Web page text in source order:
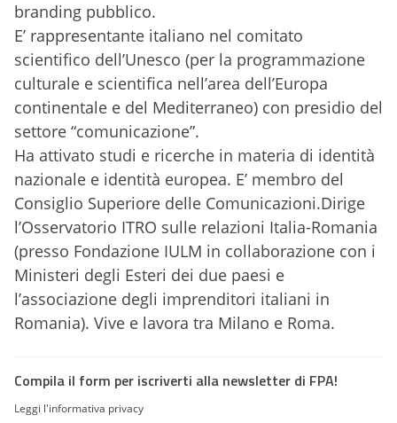
branding pubblico.
E’ rappresentante italiano nel comitato
scientifico dell’Unesco (per la programmazione
culturale e scientifica nell’area dell’Europa
continentale e del Mediterraneo) con presidio del
settore “comunicazione”.
Ha attivato studi e ricerche in materia di identità
nazionale e identità europea. E’ membro del
Consiglio Superiore delle Comunicazioni.Dirige
l’Osservatorio ITRO sulle relazioni Italia-Romania
(presso Fondazione IULM in collaborazione con i
Ministeri degli Esteri dei due paesi e
l’associazione degli imprenditori italiani in
Romania). Vive e lavora tra Milano e Roma.
Compila il form per iscriverti alla newsletter di FPA!
Leggi l'informativa privacy